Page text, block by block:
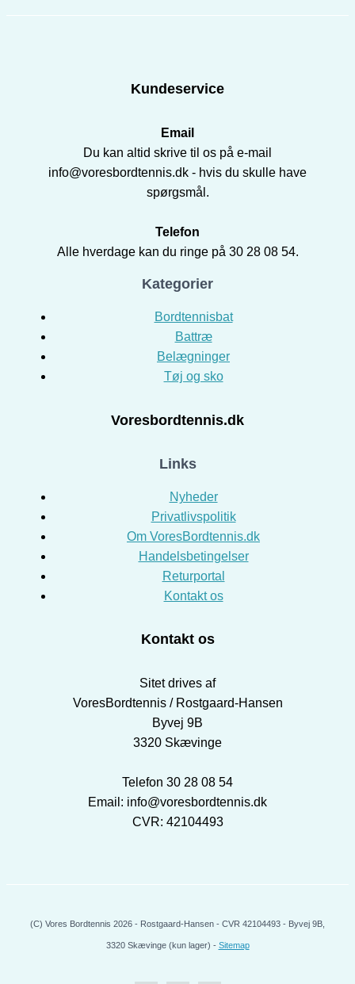
Kundeservice
Email
Du kan altid skrive til os på e-mail
info@voresbordtennis.dk - hvis du skulle have
spørgsmål.
Telefon
Alle hverdage kan du ringe på 30 28 08 54.
Kategorier
Bordtennisbat
Battræ
Belægninger
Tøj og sko
Voresbordtennis.dk
Links
Nyheder
Privatlivspolitik
Om VoresBordtennis.dk
Handelsbetingelser
Returportal
Kontakt os
Kontakt os
Sitet drives af
VoresBordtennis / Rostgaard-Hansen
Byvej 9B
3320 Skævinge
Telefon 30 28 08 54
Email: info@voresbordtennis.dk
CVR: 42104493
(C) Vores Bordtennis 2026 - Rostgaard-Hansen - CVR 42104493 - Byvej 9B,
3320 Skævinge (kun lager) - Sitemap